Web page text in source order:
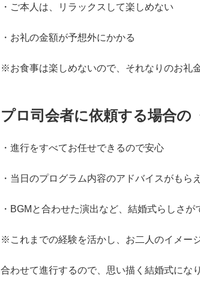
・ご本人は、リラックスして楽しめない
・お礼の金額が予想外にかかる
※お食事は楽しめないので、それなりのお礼
プロ司会者に依頼する場合の
・進行をすべてお任せできるので安心
・当日のプログラム内容のアドバイスがもら
・BGMと合わせた演出など、結婚式らしさが
※これまでの経験を活かし、お二人のイメー
合わせて進行するので、思い描く結婚式にな